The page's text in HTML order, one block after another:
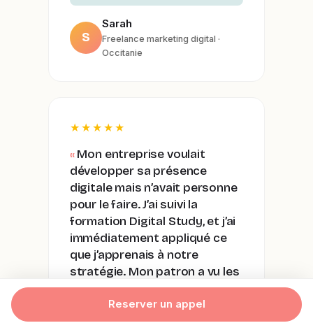
Reserver un appel
S
Sarah
Freelance marketing digital ·
Occitanie
★★★★★
Mon entreprise voulait
développer sa présence
digitale mais n’avait personne
pour le faire. J’ai suivi la
formation Digital Study, et j’ai
immédiatement appliqué ce
que j’apprenais à notre
stratégie. Mon patron a vu les
résultats, et j’ai eu une
promotion. La formation m’a
changé ma carrière.